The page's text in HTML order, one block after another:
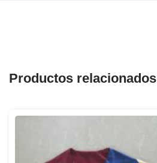
Productos relacionados